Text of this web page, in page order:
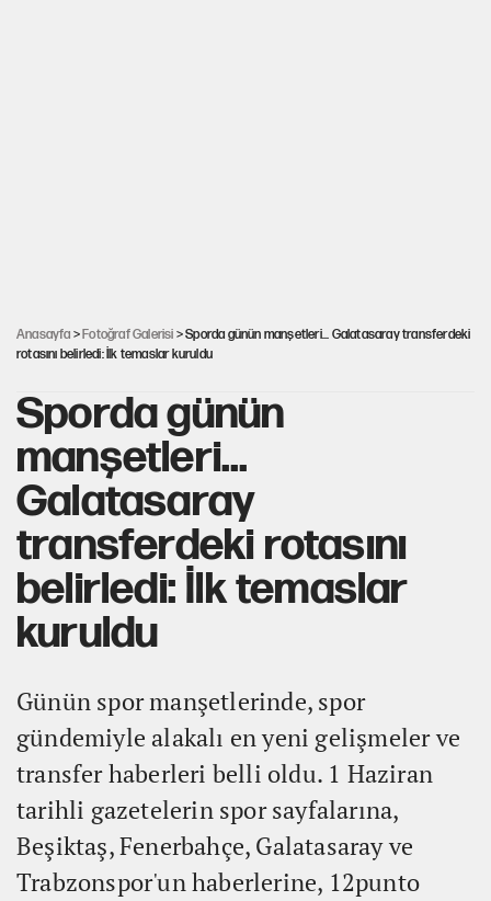
Anasayfa >Fotoğraf Galerisi > Sporda günün manşetleri... Galatasaray transferdeki
rotasını belirledi: İlk temaslar kuruldu
Sporda günün
manşetleri...
Galatasaray
transferdeki rotasını
belirledi: İlk temaslar
kuruldu
Günün spor manşetlerinde, spor
gündemiyle alakalı en yeni gelişmeler ve
transfer haberleri belli oldu. 1 Haziran
tarihli gazetelerin spor sayfalarına,
Beşiktaş, Fenerbahçe, Galatasaray ve
Trabzonspor'un haberlerine, 12punto